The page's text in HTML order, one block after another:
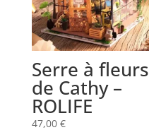
Serre à fleurs
de Cathy –
ROLIFE
47,00 €